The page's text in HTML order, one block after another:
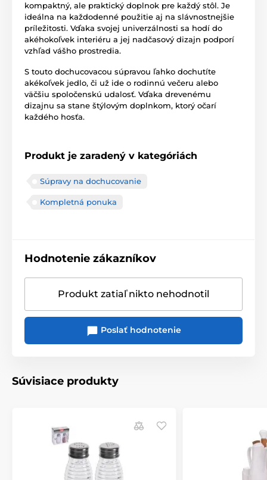
kompaktný, ale praktický doplnok pre každý stôl. Je
ideálna na každodenné použitie aj na slávnostnejšie
príležitosti. Vďaka svojej univerzálnosti sa hodí do
akéhokoľvek interiéru a jej nadčasový dizajn podporí
vzhľad vášho prostredia.
S touto dochucovacou súpravou ľahko dochutíte
akékoľvek jedlo, či už ide o rodinnú večeru alebo
väčšiu spoločenskú udalosť. Vďaka drevenému
dizajnu sa stane štýlovým doplnkom, ktorý očarí
každého hosťa.
Produkt je zaradený v kategóriách
Súpravy na dochucovanie
Kompletná ponuka
Hodnotenie zákazníkov
Produkt zatiaľ nikto nehodnotil
Poslať hodnotenie
Súvisiace produkty